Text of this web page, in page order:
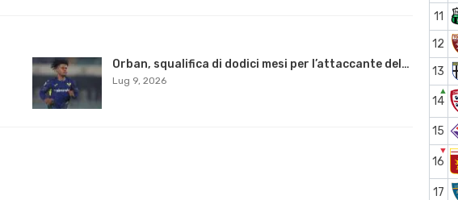
Orban, squalifica di dodici mesi per l’attaccante del…
Lug 9, 2026
11
12
13
14
▲
15
16
▼
17